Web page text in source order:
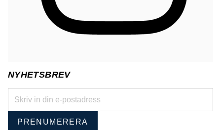
NYHETSBREV
PRENUMERERA